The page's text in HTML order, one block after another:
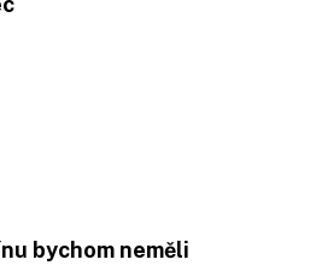
bychom neměli